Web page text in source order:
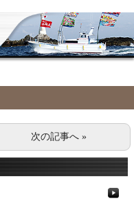
次の記事へ »